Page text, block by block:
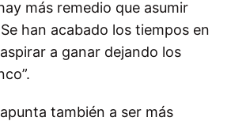
más remedio que asumir
han acabado los tiempos en
a ganar dejando los
también a ser más